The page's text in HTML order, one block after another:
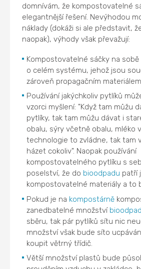
domnívám, že kompostovatelné
elegantnější řešení. Nevýhodou
náklady (dokáži si ale představit,
naopak), výhody však převažují:
Kompostovatelné sáčky na
o celém systému, jehož jsou
zároveň propagačním materiálem.
Používání jakýchkoliv pytlíků
vzorci myšlení: "Když tam můžu
pytlíky, tak tam můžu dávat i
obalu, sýry včetně obalu, mléko
technologie to zvládne, tak tam
házet cokoliv". Naopak používání
kompostovatelného pytlíku s
poselství, že do bioodpadu patří
kompostovatelné materiály a to
Pokud je na kompostárně
zanedbatelné množství
sběru, tak pár pytlíků sítu nic
množství však bude síto
koupit větrný třídič.
Větší množství plastů bude